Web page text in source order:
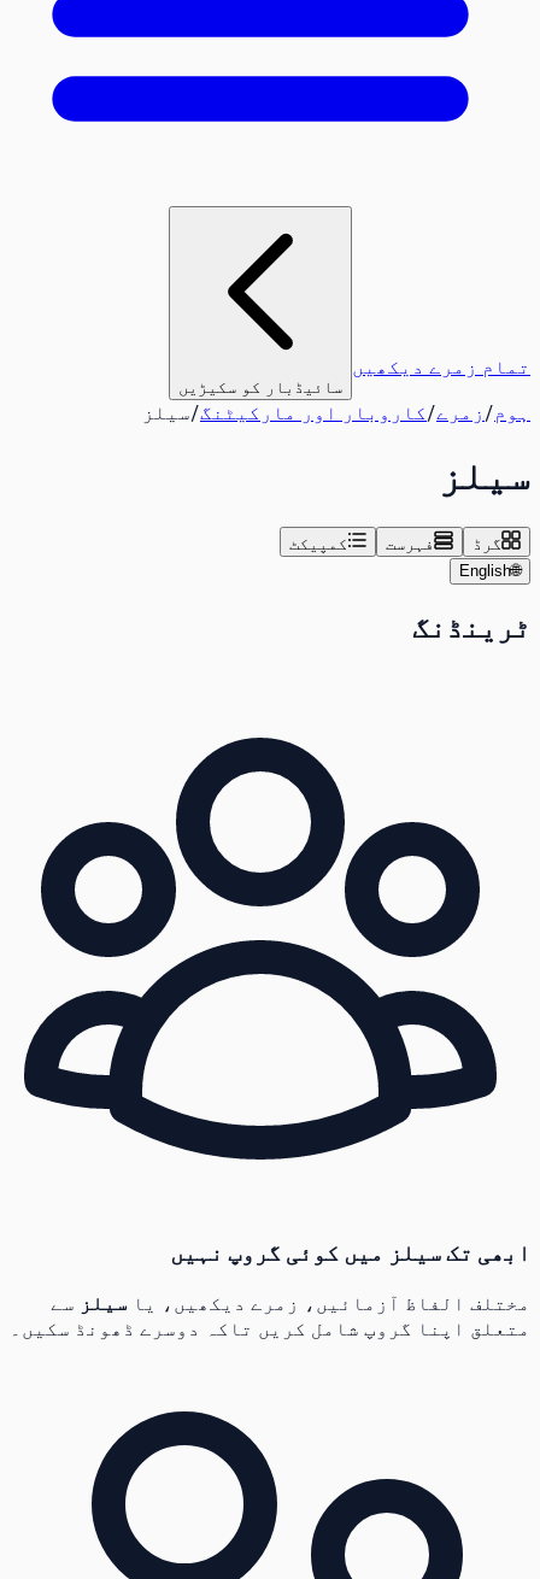
تمام زمرے دیکھیں
سائیڈبار کو سکیڑیں
ہوم /زمرے/کاروبار اور مارکیٹنگ/سیلز
سیلز
گرڈ فہرست کمپیکٹ
🌐
English
ٹرینڈنگ
ابھی تک سیلز میں کوئی گروپ نہیں
مختلف الفاظ آزمائیں، زمرے دیکھیں، یا سیلزسے
متعلق اپنا گروپ شامل کریں تاکہ دوسرے ڈھونڈ سکیں۔